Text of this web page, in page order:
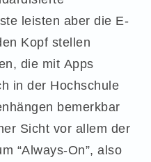
leisten aber die E-
Kopf stellen
die mit Apps
in der Hochschule
bemerkbar
Sicht vor allem der
“Always-On”, also